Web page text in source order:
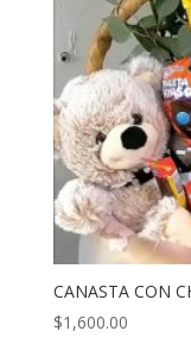
CANASTA CON
$1,600.00